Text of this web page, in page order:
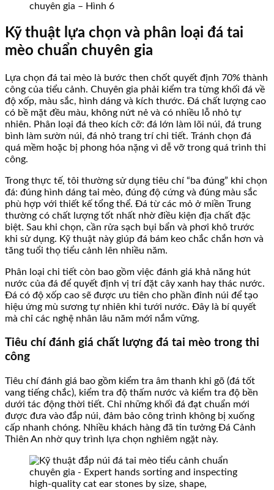
chuyên gia – Hình 6
Kỹ thuật lựa chọn và phân loại đá tai
mèo chuẩn chuyên gia
Lựa chọn đá tai mèo là bước then chốt quyết định 70% thành
công của tiểu cảnh. Chuyên gia phải kiểm tra từng khối đá về
độ xốp, màu sắc, hình dáng và kích thước. Đá chất lượng cao
có bề mặt đều màu, không nứt nẻ và có nhiều lỗ nhỏ tự
nhiên. Phân loại đá theo kích cỡ: đá lớn làm lõi núi, đá trung
bình làm sườn núi, đá nhỏ trang trí chi tiết. Tránh chọn đá
quá mềm hoặc bị phong hóa nặng vì dễ vỡ trong quá trình thi
công.
Trong thực tế, tôi thường sử dụng tiêu chí “ba đúng” khi chọn
đá: đúng hình dáng tai mèo, đúng độ cứng và đúng màu sắc
phù hợp với thiết kế tổng thể. Đá từ các mỏ ở miền Trung
thường có chất lượng tốt nhất nhờ điều kiện địa chất đặc
biệt. Sau khi chọn, cần rửa sạch bụi bẩn và phơi khô trước
khi sử dụng. Kỹ thuật này giúp đá bám keo chắc chắn hơn và
tăng tuổi thọ tiểu cảnh lên nhiều năm.
Phân loại chi tiết còn bao gồm việc đánh giá khả năng hút
nước của đá để quyết định vị trí đặt cây xanh hay thác nước.
Đá có độ xốp cao sẽ được ưu tiên cho phần đỉnh núi để tạo
hiệu ứng mù sương tự nhiên khi tưới nước. Đây là bí quyết
mà chỉ các nghệ nhân lâu năm mới nắm vững.
Tiêu chí đánh giá chất lượng đá tai mèo trong thi
công
Tiêu chí đánh giá bao gồm kiểm tra âm thanh khi gõ (đá tốt
vang tiếng chắc), kiểm tra độ thấm nước và kiểm tra độ bền
dưới tác động thời tiết. Chỉ những khối đá đạt chuẩn mới
được đưa vào đắp núi, đảm bảo công trình không bị xuống
cấp nhanh chóng. Nhiều khách hàng đã tin tưởng Đá Cảnh
Thiên An nhờ quy trình lựa chọn nghiêm ngặt này.